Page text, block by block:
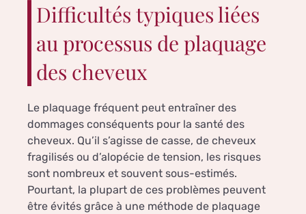
Difficultés typiques liées
au processus de plaquage
des cheveux
Le plaquage fréquent peut entraîner des
dommages conséquents pour la santé des
cheveux. Qu’il s’agisse de casse, de cheveux
fragilisés ou d’alopécie de tension, les risques
sont nombreux et souvent sous-estimés.
Pourtant, la plupart de ces problèmes peuvent
être évités grâce à une méthode de plaquage